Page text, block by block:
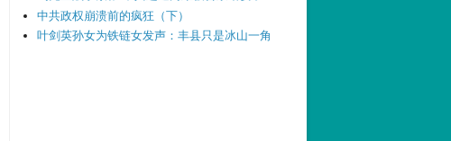
中共政权崩溃前的疯狂（下）
叶剑英孙女为铁链女发声：丰县只是冰山一角